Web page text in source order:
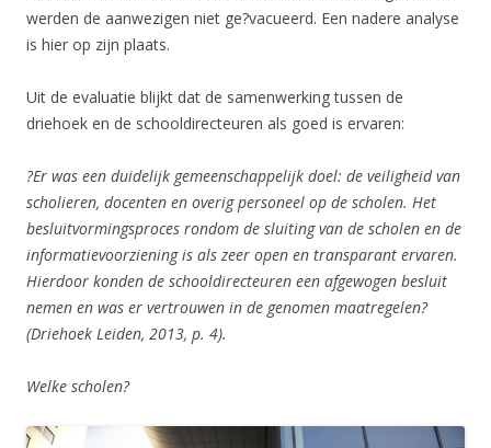
werden de aanwezigen niet ge?vacueerd. Een nadere analyse
is hier op zijn plaats.
Uit de evaluatie blijkt dat de samenwerking tussen de
driehoek en de schooldirecteuren als goed is ervaren:
?Er was een duidelijk gemeenschappelijk doel: de veiligheid van
scholieren, docenten en overig personeel op de scholen. Het
besluitvormingsproces rondom de sluiting van de scholen en de
informatievoorziening is als zeer open en transparant ervaren.
Hierdoor konden de schooldirecteuren een afgewogen besluit
nemen en was er vertrouwen in de genomen maatregelen?
(Driehoek Leiden, 2013, p. 4).
Welke scholen?